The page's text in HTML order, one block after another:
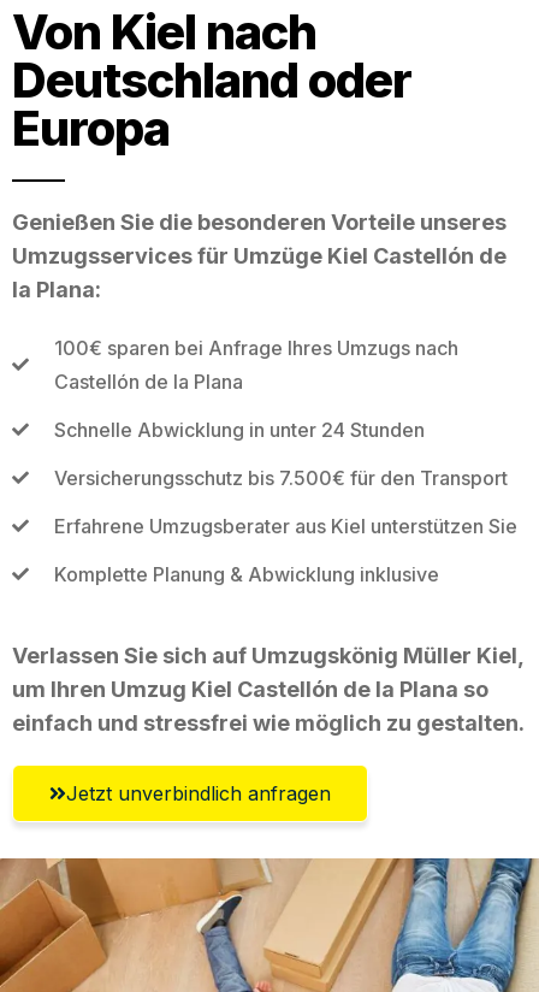
Von Kiel nach
Deutschland oder
Europa
Genießen Sie die besonderen Vorteile unseres
Umzugsservices für Umzüge Kiel Castellón de
la Plana:
100€ sparen bei Anfrage Ihres Umzugs nach
Castellón de la Plana
Schnelle Abwicklung in unter 24 Stunden
Versicherungsschutz bis 7.500€ für den Transport
Erfahrene Umzugsberater aus Kiel unterstützen Sie
Komplette Planung & Abwicklung inklusive
Verlassen Sie sich auf Umzugskönig Müller Kiel,
um Ihren Umzug Kiel Castellón de la Plana so
einfach und stressfrei wie möglich zu gestalten.
Jetzt unverbindlich anfragen